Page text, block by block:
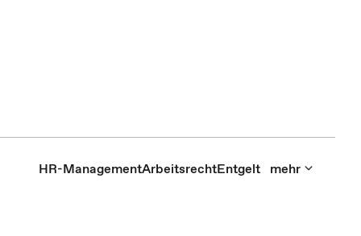
HR-ManagementArbeitsrechtEntgelt mehr